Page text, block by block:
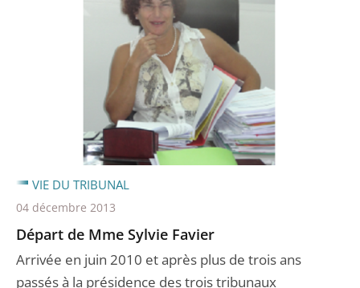
Départ de Mme Sylvie Favier
Arrivée en juin 2010 et après plus de trois ans
passés à la présidence des trois tribunaux
VIE DU TRIBUNAL
04 décembre 2013